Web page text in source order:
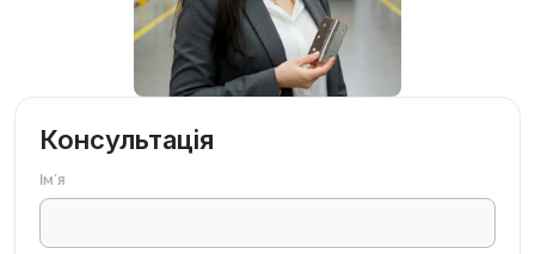
Консультація
Імʼя